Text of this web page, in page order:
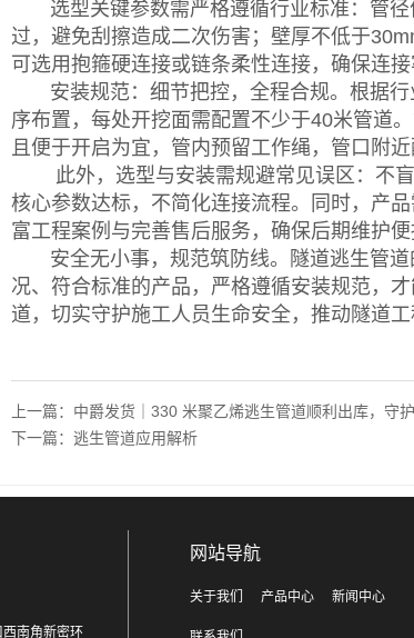
选型关键参数需严格遵循行业标准：管径
过，避免刮擦造成二次伤害；壁厚不低于
可选用抱箍硬连接或链条柔性连接，确保连
安装规范：细节把控，全程合规。根据行
序布置，每处开挖面需配置不少于40米管道
且便于开启为宜，管内预留工作绳，管口附
此外，选型与安装需规避常见误区：不盲
核心参数达标，不简化连接流程。同时，产
富工程案例与完善售后服务，确保后期维护便
安全无小事，规范筑防线。隧道逃生管道
况、符合标准的产品，严格遵循安装规范，
道，切实守护施工人员生命安全，推动隧道工
上一篇： 中爵发货｜330 米聚乙烯逃生管道顺利出库，守
下一篇： 逃生管道应用解析
南角新密环
网站导航
关于我们 产品中心 新闻中心